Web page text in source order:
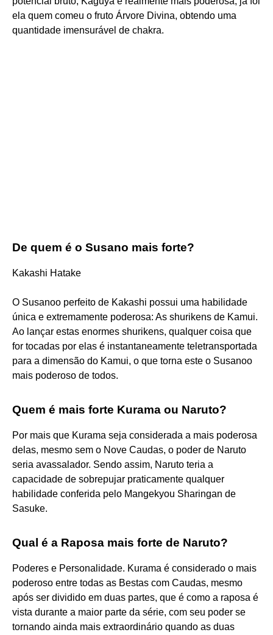
ela quem comeu o fruto Árvore Divina, obtendo uma
quantidade imensurável de chakra.
De quem é o Susano mais forte?
Kakashi Hatake
O Susanoo perfeito de Kakashi possui uma habilidade
única e extremamente poderosa: As shurikens de Kamui.
Ao lançar estas enormes shurikens, qualquer coisa que
for tocadas por elas é instantaneamente teletransportada
para a dimensão do Kamui, o que torna este o Susanoo
mais poderoso de todos.
Quem é mais forte Kurama ou Naruto?
Por mais que Kurama seja considerada a mais poderosa
delas, mesmo sem o Nove Caudas, o poder de Naruto
seria avassalador. Sendo assim, Naruto teria a
capacidade de sobrepujar praticamente qualquer
habilidade conferida pelo Mangekyou Sharingan de
Sasuke.
Qual é a Raposa mais forte de Naruto?
Poderes e Personalidade. Kurama é considerado o mais
poderoso entre todas as Bestas com Caudas, mesmo
após ser dividido em duas partes, que é como a raposa é
vista durante a maior parte da série, com seu poder se
tornando ainda mais extraordinário quando as duas